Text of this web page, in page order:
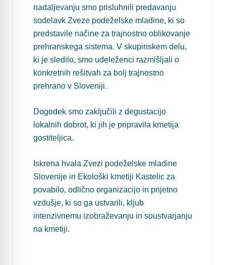
nadaljevanju smo prisluhnili predavanju
sodelavk Zveze podeželske mladine, ki so
predstavile načine za trajnostno oblikovanje
prehranskega sistema. V skupinskem delu,
ki je sledilo, smo udeleženci razmišljali o
konkretnih rešitvah za bolj trajnostno
prehrano v Sloveniji.
Dogodek smo zaključili z degustacijo
lokalnih dobrot, ki jih je pripravila kmetija
gostiteljica.
Iskrena hvala Zvezi podeželske mladine
Slovenije in Ekološki kmetiji Kastelic za
povabilo, odlično organizacijo in prijetno
vzdušje, ki so ga ustvarili, kljub
intenzivnemu izobraževanju in soustvarjanju
na kmetiji.